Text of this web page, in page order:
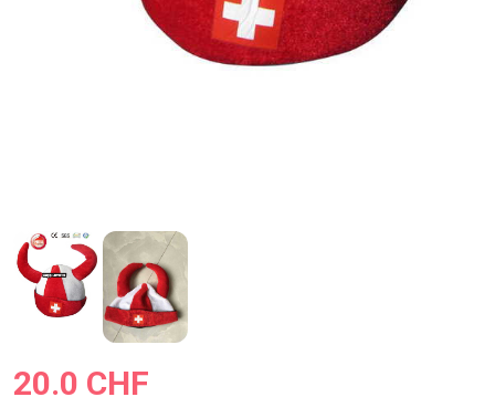
20.0 CHF